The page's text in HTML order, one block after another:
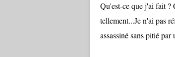
Qu'est-ce que j'ai fait ?
tellement...Je n'ai pas
assassiné sans pitié